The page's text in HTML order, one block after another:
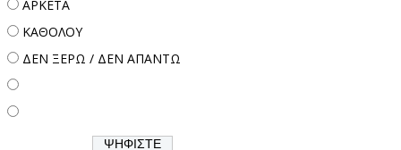
ΑΡΚΕΤΑ
ΚΑΘΟΛΟΥ
ΔΕΝ ΞΕΡΩ / ΔΕΝ ΑΠΑΝΤΩ